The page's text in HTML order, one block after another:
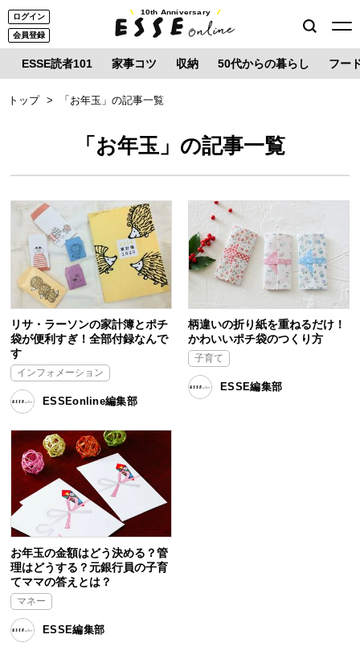
ログイン
会員登録
10th Anniversary
ESSE読者101 家事コツ 収納 50代からの暮らし フー
トップ 「お年玉」の記事一覧
「お年玉」の記事一覧
リサ・ラーソンの家計簿とポチ
袋が便利すぎ！全部付録なんで
す
インフォメーション
ESSEonline編集部
柄違いの折り紙を重ねるだけ！
かわいいポチ袋のつくり方
子育て
ESSE編集部
お年玉の金額はどう決める？管
理はどうする？元銀行員の子育
てママの答えとは？
マネー
ESSE編集部